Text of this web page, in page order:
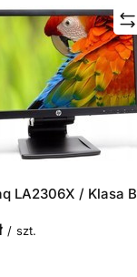
LA2306X / Klasa B
/ szt.